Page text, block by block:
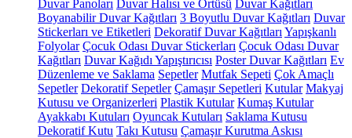
Duvar Panoları Duvar Halısı ve Örtüsü Duvar Kağıtları
Boyanabilir Duvar Kağıtları 3 Boyutlu Duvar Kağıtları Duvar
Stickerları ve Etiketleri Dekoratif Duvar Kağıtları Yapışkanlı
Folyolar Çocuk Odası Duvar Stickerları Çocuk Odası Duvar
Kağıtları Duvar Kağıdı Yapıştırıcısı Poster Duvar Kağıtları Ev
Düzenleme ve Saklama Sepetler Mutfak Sepeti Çok Amaçlı
Sepetler Dekoratif Sepetler Çamaşır Sepetleri Kutular Makyaj
Kutusu ve Organizerleri Plastik Kutular Kumaş Kutular
Ayakkabı Kutuları Oyuncak Kutuları Saklama Kutusu
Dekoratif Kutu Takı Kutusu Çamaşır Kurutma Askısı